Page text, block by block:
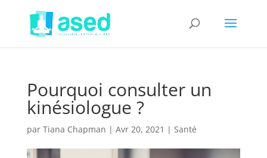
Pourquoi consulter un
kinésiologue ?
par Tiana Chapman | Avr 20, 2021 | Santé